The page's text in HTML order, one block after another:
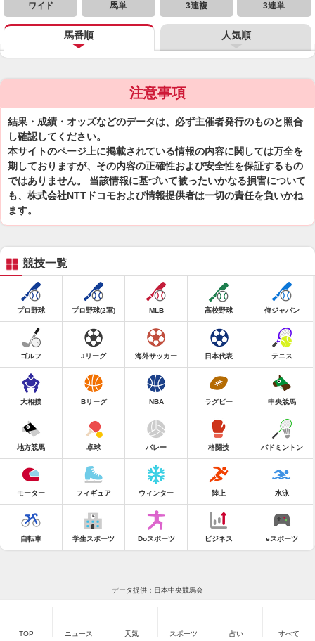
ワイド 馬単 3連複 3連単
馬番順 人気順
注意事項
結果・成績・オッズなどのデータは、必ず主催者発行のものと照合
し確認してください。
本サイトのページ上に掲載されている情報の内容に関しては万全を
期しておりますが、その内容の正確性および安全性を保証するもの
ではありません。 当該情報に基づいて被ったいかなる損害について
も、株式会社NTTドコモおよび情報提供者は一切の責任を負いかね
ます。
競技一覧
プロ野球 プロ野球(2軍) MLB 高校野球 侍ジャパン
ゴルフ Jリーグ 海外サッカー 日本代表 テニス
大相撲 Bリーグ NBA ラグビー 中央競馬
地方競馬 卓球 バレー 格闘技 バドミントン
モーター フィギュア ウィンター 陸上 水泳
自転車 学生スポーツ Doスポーツ ビジネス eスポーツ
データ提供：日本中央競馬会
TOP ニュース 天気 スポーツ 占い すべて